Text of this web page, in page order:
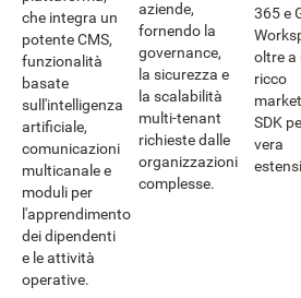
che integra un
potente CMS,
funzionalità
basate
sull'intelligenza
artificiale,
comunicazioni
multicanale e
moduli per
l'apprendimento
dei dipendenti
e le attività
operative.
aziende,
fornendo la
governance,
la sicurezza e
la scalabilità
multi-tenant
richieste dalle
organizzazioni
complesse.
365 e
oltre a
ricco
SDK
vera